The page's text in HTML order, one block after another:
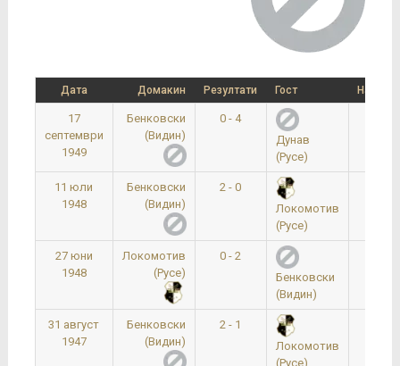
Дата Домакин Резултати Гост
17
септември
1949
Бенковски
(Видин)
0 - 4
Дунав
(Русе)
11 юли
1948
Бенковски
(Видин)
2 - 0
Локомотив
(Русе)
27 юни
1948
Локомотив
(Русе)
0 - 2
Бенковски
(Видин)
31 август
1947
Бенковски
(Видин)
2 - 1
Локомотив
(Русе)